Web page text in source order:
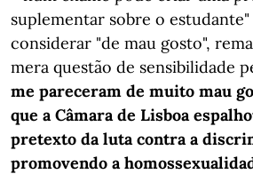
suplementar sobre o
considerar "de mau gosto",
mera questão de sensibilidade
me pareceram de muito mau
que a Câmara de Lisboa
pretexto da luta contra a
promovendo a